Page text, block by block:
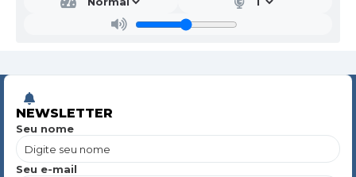
NEWSLETTER
Seu nome
Seu e-mail